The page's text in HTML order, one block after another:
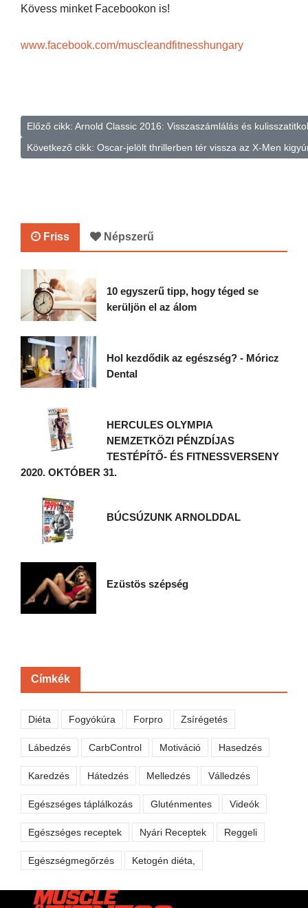
Kövess minket Facebookon is!
www.facebook.com/muscleandfitnesshungary
Előző cikk: Arnold Classic 2016: Visszaszámlálás és
Következő cikk: Oscar-jelölt thrillerben tér vissza az X-Men
Friss Népszerű
10 egyszerű tipp, hogy téged se
kerüljön el az álom
Hol kezdődik az egészség? - Móricz
Dental
HERCULES OLYMPIA
NEMZETKÖZI PÉNZDÍJAS
TESTÉPÍTŐ- ÉS FITNESSVERSENY
2020. OKTÓBER 31.
BÚCSÚZUNK ARNOLDDAL
Ezüstös szépség
Címkék
Diéta Fogyókúra Forpro Zsírégetés
Lábedzés CarbControl Motiváció Hasedzés
Karedzés Hátedzés Melledzés Válledzés
Egészséges táplálkozás Gluténmentes Videók
Egészséges receptek Nyári Receptek Reggeli
Egészségmegőrzés Ketogén diéta,